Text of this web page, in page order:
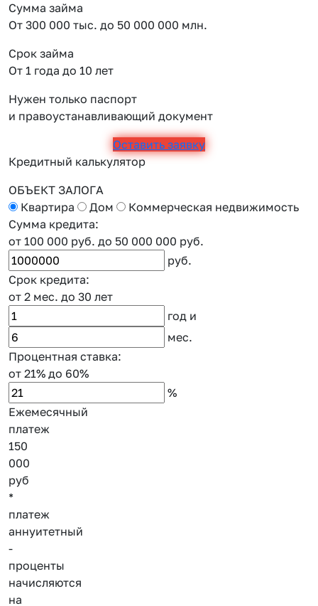
Сумма займа
От 300 000 тыс. до 50 000 000 млн.
Срок займа
От 1 года до 10 лет
Нужен только паспорт
и правоустанавливающий документ
Оставить заявку
Кредитный калькулятор
ОБЪЕКТ ЗАЛОГА
Квартира
Дом
Коммерческая недвижимость
Сумма кредита:
от 100 000 руб. до 50 000 000 руб.
руб.
Срок кредита:
от 2 мес. до 30 лет
год и
мес.
Процентная ставка:
от 21% до 60%
%
Ежемесячный
платеж
150
000
руб
*
платеж
аннуитетный
-
проценты
начисляются
на